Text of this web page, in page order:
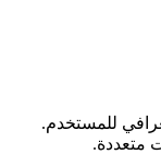
للمستخدم.
متعددة.